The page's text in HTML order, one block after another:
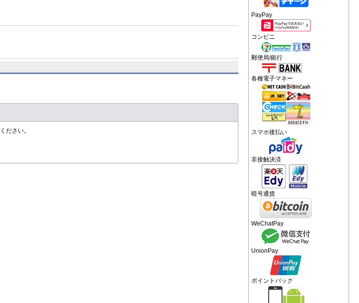
ださい。
PayPay
コンビニ
郵便局/銀行
各種電子マネー
スマホ後払い
非接触決済
暗号通貨
WeChatPay
UnionPay
ポイントバック